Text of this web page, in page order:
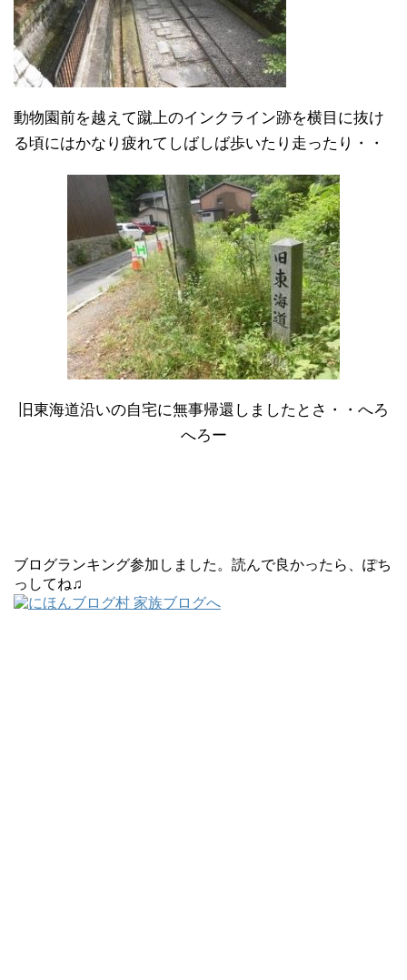
動物園前を越えて蹴上のインクライン跡を横目に抜け
る頃にはかなり疲れてしばしば歩いたり走ったり・・
旧東海道沿いの自宅に無事帰還しましたとさ・・へろ
へろー
ブログランキング参加しました。読んで良かったら、ぽち
っしてね♫